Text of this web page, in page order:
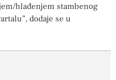
hlađenjem stambenog
dodaje se u